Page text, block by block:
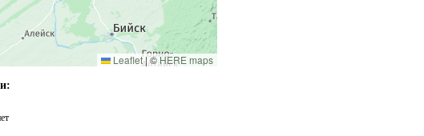
Leaflet |©HERE maps